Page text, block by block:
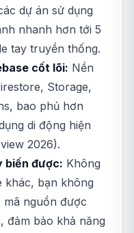
dự án sử dụng
nhanh hơn tới 5
tay truyền thống.
cốt lõi: Nền
Storage,
bao phủ hơn
di động hiện
2026).
biến được: Không
khác, bạn không
mã nguồn được
đảm bảo khả năng